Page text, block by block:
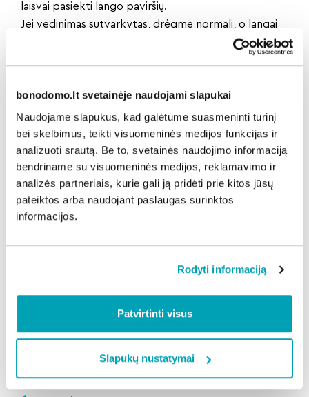
bonodomo.lt svetainėje naudojami slapukai
Naudojame slapukus, kad galėtume suasmeninti turinį
bei skelbimus, teikti visuomeninės medijos funkcijas ir
analizuoti srautą. Be to, svetainės naudojimo informaciją
bendriname su visuomeninės medijos, reklamavimo ir
analizės partneriais, kurie gali ją pridėti prie kitos jūsų
pateiktos arba naudojant paslaugas surinktos
informacijos.
Rodyti informaciją
Patvirtinti visus
Slapukų nustatymai
laisvai pasiekti lango paviršių.
Jei vėdinimas sutvarkytas, drėgmė normali, o langai
vis tiek stipriai rasoja, gali būti, kad stiklo paketas
paketo viduje. Tai rodo, kad paketas praradęs
sandarumą ir jį reikia keisti. Kitas signalas – rasojimas
tik vienoje lango vietoje ar kampuose, kur gali būti
prastesnė šiluminė izoliacija.
Langų rasojimas žiemą dažniausiai reiškia paprastą
dalyką: namuose drėgmės daugiau nei
reikia. Pradėkite nuo vėdinimo įpročių, garų šaltinių
suvaldymo ir oro cirkuliacijos prie lango.
pasiekiamas, o rezultatas – ne tik sausesni langai, bet
ir sveikesnė, malonesnė namų atmosfera.
Dalintis naujiena: